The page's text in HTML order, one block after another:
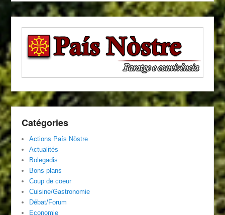
Catégories
Actions País Nòstre
Actualités
Bolegadis
Bons plans
Coup de coeur
Cuisine/Gastronomie
Débat/Forum
Economie